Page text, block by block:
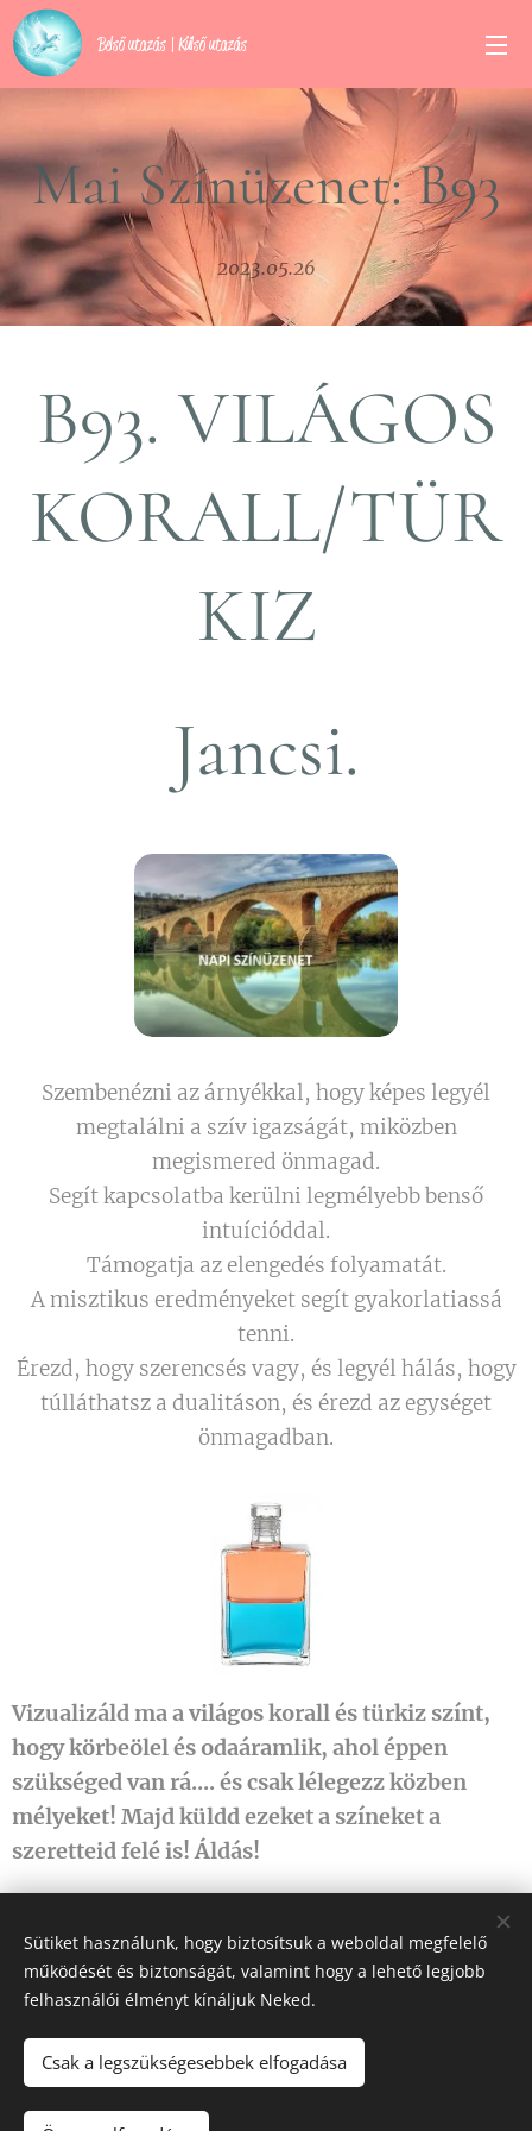
Belső utazás | Külső utazás
Mai Színüzenet: B93
2023.05.26
B93. VILÁGOS
KORALL/TÜR
KIZ
Jancsi.
Szembenézni az árnyékkal, hogy képes legyél
megtalálni a szív igazságát, miközben
megismered önmagad.
Segít kapcsolatba kerülni legmélyebb benső
intuícióddal.
Támogatja az elengedés folyamatát.
A misztikus eredményeket segít gyakorlatiassá
tenni.
Érezd, hogy szerencsés vagy, és legyél hálás, hogy
túlláthatsz a dualitáson, és érezd az egységet
önmagadban.
Vizualizáld ma a világos korall és türkiz színt,
hogy körbeölel és odaáramlik, ahol éppen
szükséged van rá.... és csak lélegezz közben
mélyeket! Majd küldd ezeket a színeket a
szeretteid felé is! Áldás!
Share
Fehér Pegazus
Sütiket használunk, hogy biztosítsuk a weboldal megfelelő
működését és biztonságát, valamint hogy a lehető legjobb
felhasználói élményt kínáljuk Neked.
Csak a legszükségesebbek elfogadása